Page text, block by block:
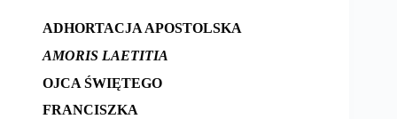
ADHORTACJA APOSTOLSKA
AMORIS LAETITIA
OJCA ŚWIĘTEGO
FRANCISZKA